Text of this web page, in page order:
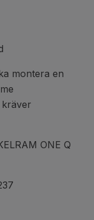
montera en
ONE Q